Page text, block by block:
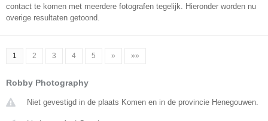
contact te komen met meerdere fotografen tegelijk. Hieronder worden nu
overige resultaten getoond.
1 2 3 4 5 » »»
Robby Photography
Niet gevestigd in de plaats Komen en in de provincie Henegouwen.